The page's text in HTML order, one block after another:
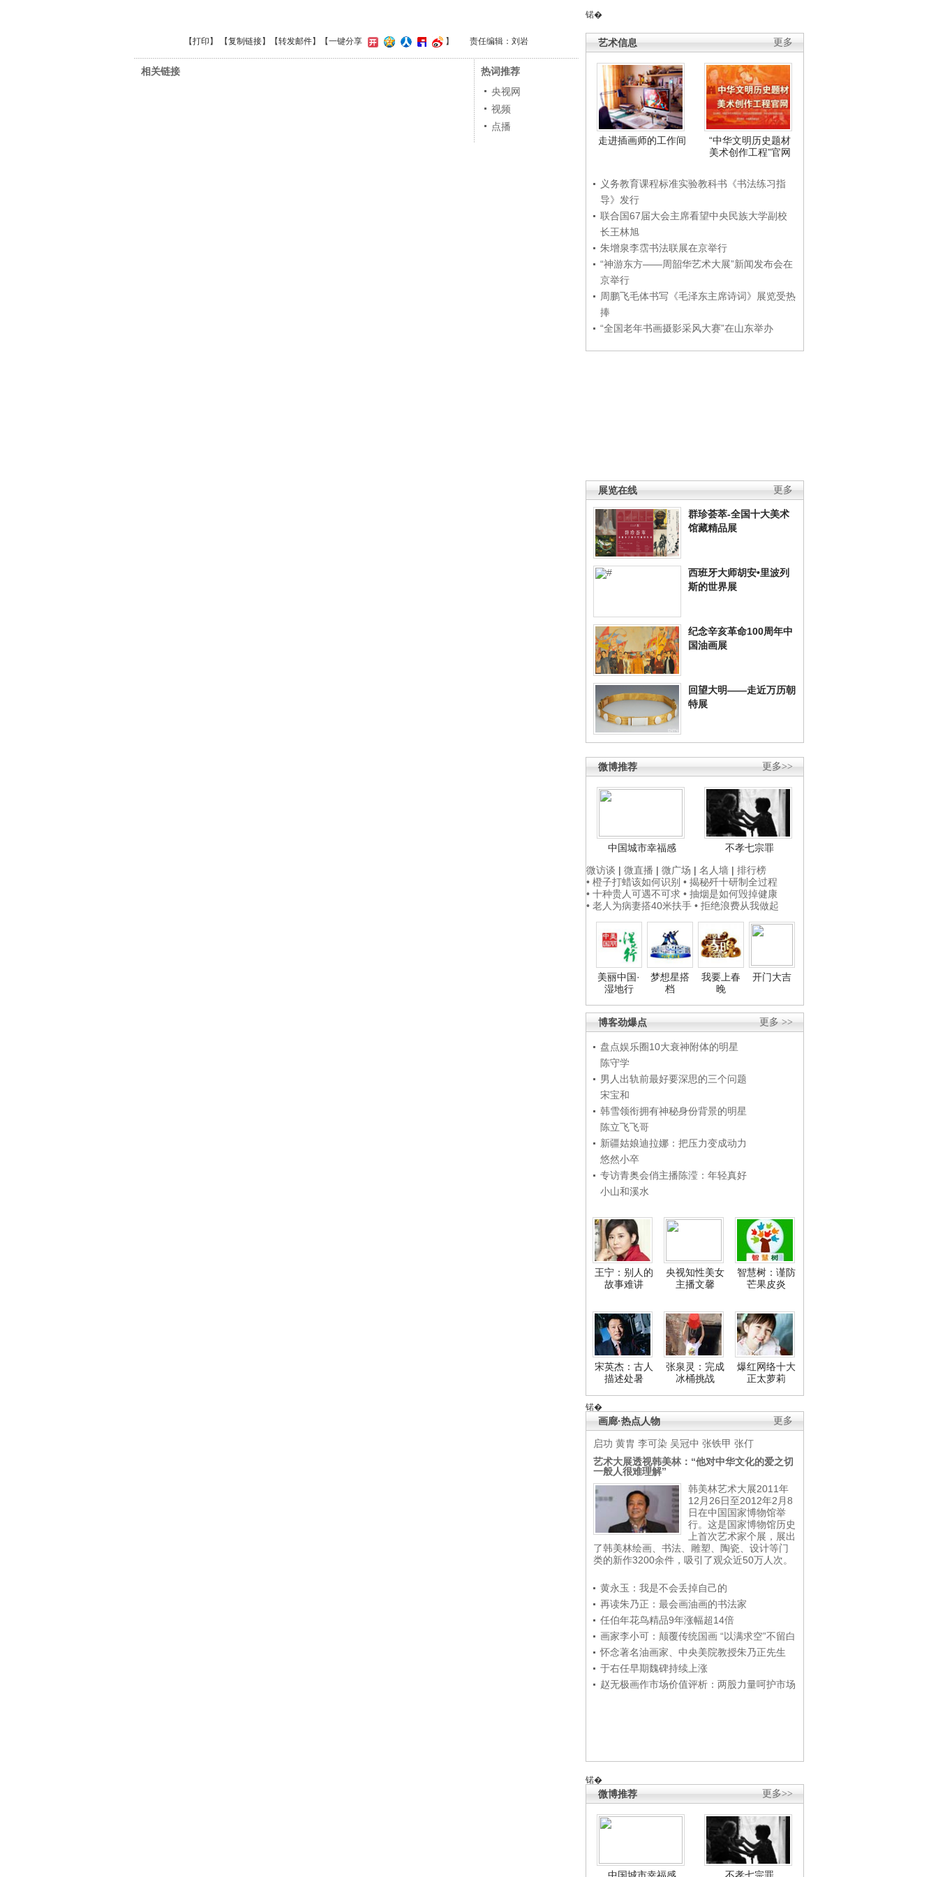
锘�
更多
艺术信息
走进插画师的工作间
“中华文明历史题材
美术创作工程”官网
义务教育课程标准实验教科书《书法练习指
导》发行
联合国67届大会主席看望中央民族大学副校
长王林旭
朱增泉李霑书法联展在京举行
“神游东方——周韶华艺术大展”新闻发布会在
京举行
周鹏飞毛体书写《毛泽东主席诗词》展览受热
捧
“全国老年书画摄影采风大赛”在山东举办
更多
展览在线
群珍荟萃-全国十大美术
馆藏精品展
西班牙大师胡安•里波列
斯的世界展
纪念辛亥革命100周年中
国油画展
回望大明——走近万历朝
特展
更多>>
微博推荐
中国城市幸福感
不孝七宗罪
微访谈 | 微直播 | 微广场 | 名人墙 | 排行榜
• 橙子打蜡该如何识别 • 揭秘歼十研制全过程
• 十种贵人可遇不可求 • 抽烟是如何毁掉健康
• 老人为病妻搭40米扶手 • 拒绝浪费从我做起
美丽中国·
湿地行
梦想星搭
档
我要上春
晚
开门大吉
更多 >>
博客劲爆点
盘点娱乐圈10大衰神附体的明星
陈守学
男人出轨前最好要深思的三个问题
宋宝和
韩雪领衔拥有神秘身份背景的明星
陈立飞飞哥
新疆姑娘迪拉娜：把压力变成动力
悠然小卒
专访青奥会俏主播陈滢：年轻真好
小山和溪水
王宁：别人的
故事难讲
央视知性美女
主播文馨
智慧树：谨防
芒果皮炎
宋英杰：古人
描述处暑
张泉灵：完成
冰桶挑战
爆红网络十大
正太萝莉
锘�
更多
画廊·热点人物
启功 黄胄 李可染 吴冠中 张铁甲 张仃
艺术大展透视韩美林：“他对中华文化的爱之切
一般人很难理解”
韩美林艺术大展2011年
12月26日至2012年2月8
日在中国国家博物馆举
行。这是国家博物馆历史
上首次艺术家个展，展出
了韩美林绘画、书法、雕塑、陶瓷、设计等门
类的新作3200余件，吸引了观众近50万人次。
黄永玉：我是不会丢掉自己的
再读朱乃正：最会画油画的书法家
任伯年花鸟精品9年涨幅超14倍
画家李小可：颠覆传统国画 “以满求空”不留白
怀念著名油画家、中央美院教授朱乃正先生
于右任早期魏碑持续上涨
赵无极画作市场价值评析：两股力量呵护市场
锘�
更多>>
微博推荐
【打印 】 【复制链接】【转发邮件】 【一键分享 】 责任编辑：刘岩
相关链接
热词推荐
央视网
视频
点播